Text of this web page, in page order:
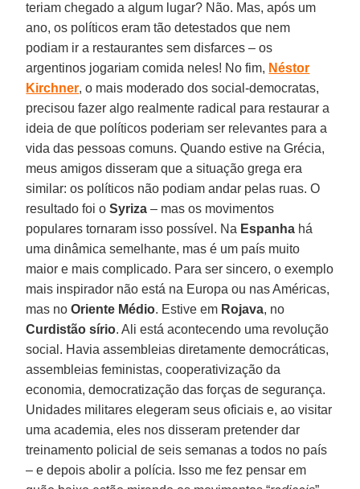
teriam chegado a algum lugar? Não. Mas, após um
ano, os políticos eram tão detestados que nem
podiam ir a restaurantes sem disfarces – os
argentinos jogariam comida neles! No fim, Néstor
Kirchner, o mais moderado dos social-democratas,
precisou fazer algo realmente radical para restaurar a
ideia de que políticos poderiam ser relevantes para a
vida das pessoas comuns. Quando estive na Grécia,
meus amigos disseram que a situação grega era
similar: os políticos não podiam andar pelas ruas. O
resultado foi oSyriza – mas os movimentos
populares tornaram isso possível. Na Espanha há
uma dinâmica semelhante, mas é um país muito
maior e mais complicado. Para ser sincero, o exemplo
mais inspirador não está na Europa ou nas Américas,
mas noOriente Médio. Estive em Rojava, no
Curdistão sírio. Ali está acontecendo uma revolução
social. Havia assembleias diretamente democráticas,
assembleias feministas, cooperativização da
economia, democratização das forças de segurança.
Unidades militares elegeram seus oficiais e, ao visitar
uma academia, eles nos disseram pretender dar
treinamento policial de seis semanas a todos no país
– e depois abolir a polícia. Isso me fez pensar em